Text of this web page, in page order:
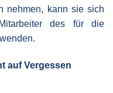
nehmen, kann sie sich
des für die
auf Vergessen